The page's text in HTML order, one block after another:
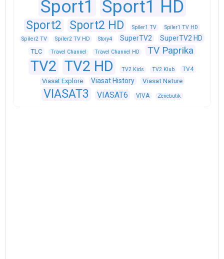
Sport1 Sport1 HD
Sport2 Sport2 HD Spíler1 TV
Spíler1 TV HD
Spíler2 TV
Spíler2 TV HD Story4 SuperTV2 SuperTV2 HD
TLC Travel Channel Travel Channel HD TV Paprika
TV2 TV2 HD TV2 Kids TV2 Klub TV4
Viasat Explore Viasat History Viasat Nature
VIASAT3 VIASAT6 VIVA Zenebutik